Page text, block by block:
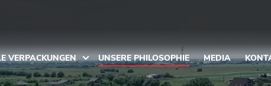
VERPACKUNGEN UNSERE PHILOSOPHIE MEDIA